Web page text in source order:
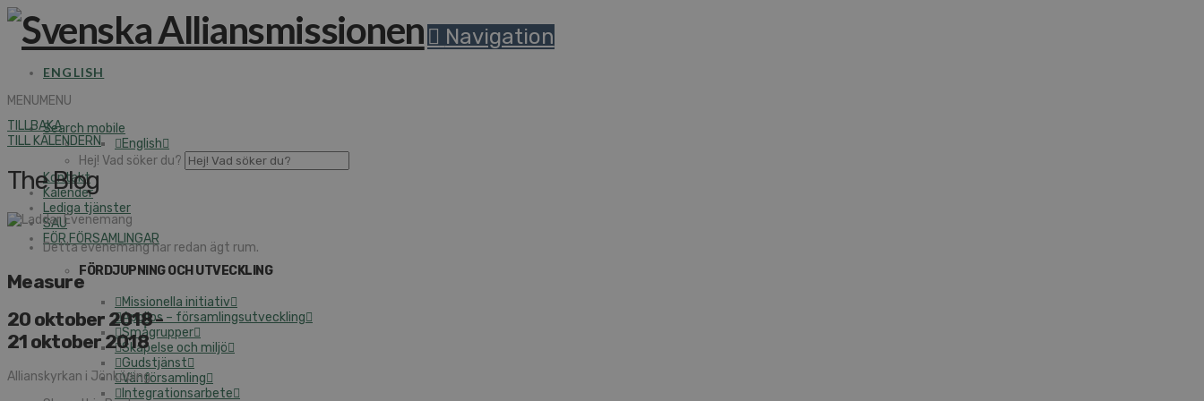
Navigation
ENGLISH
MENUMENU
Search mobile
English
Hej! Vad söker du?
Kontakt
Kalender
Lediga tjänster
SAU
FÖR FÖRSAMLINGAR
FÖRDJUPNING OCH UTVECKLING
Missionella initiativ
Apollos – församlingsutveckling
Smågrupper
Skapelse och miljö
Gudstjänst
Vänförsamling
Integrationsarbete
TILLBAKA
TILL KALENDERN
The Blog
Detta evenemang har redan ägt rum.
Measure
20 oktober 2018-
21 oktober 2018
Allianskyrkan i Jönköping